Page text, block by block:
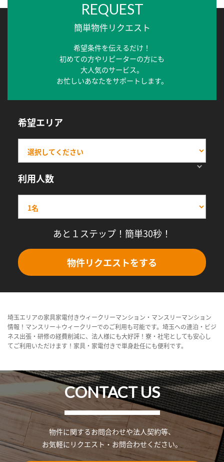
REQUEST
簡単物件リクエスト
希望条件を伝えるだけ！
初めての方やリピーターの方にも
大人気のサービス。
お忙しいあなたをサポートします。
希望エリア
利用人数
あと１ステップ！簡単30秒！
物件リクエストをする
埼玉エリアの家具家電付きウィークリーマンション・マンスリーマンション
情報！マンスリー＋ウィークリーでのご利用も可能です。埼玉への連泊・ビジ
ネス出張・研修の経費削減に、法人様にも大好評！寮・社宅としても安心し
てご利用いただけます！家具・家電付きで単身赴任にも便利です。
CONTACT US
物件に関するお問合わせや法人契約等、
お気軽にリクエスト・お問合わせください。